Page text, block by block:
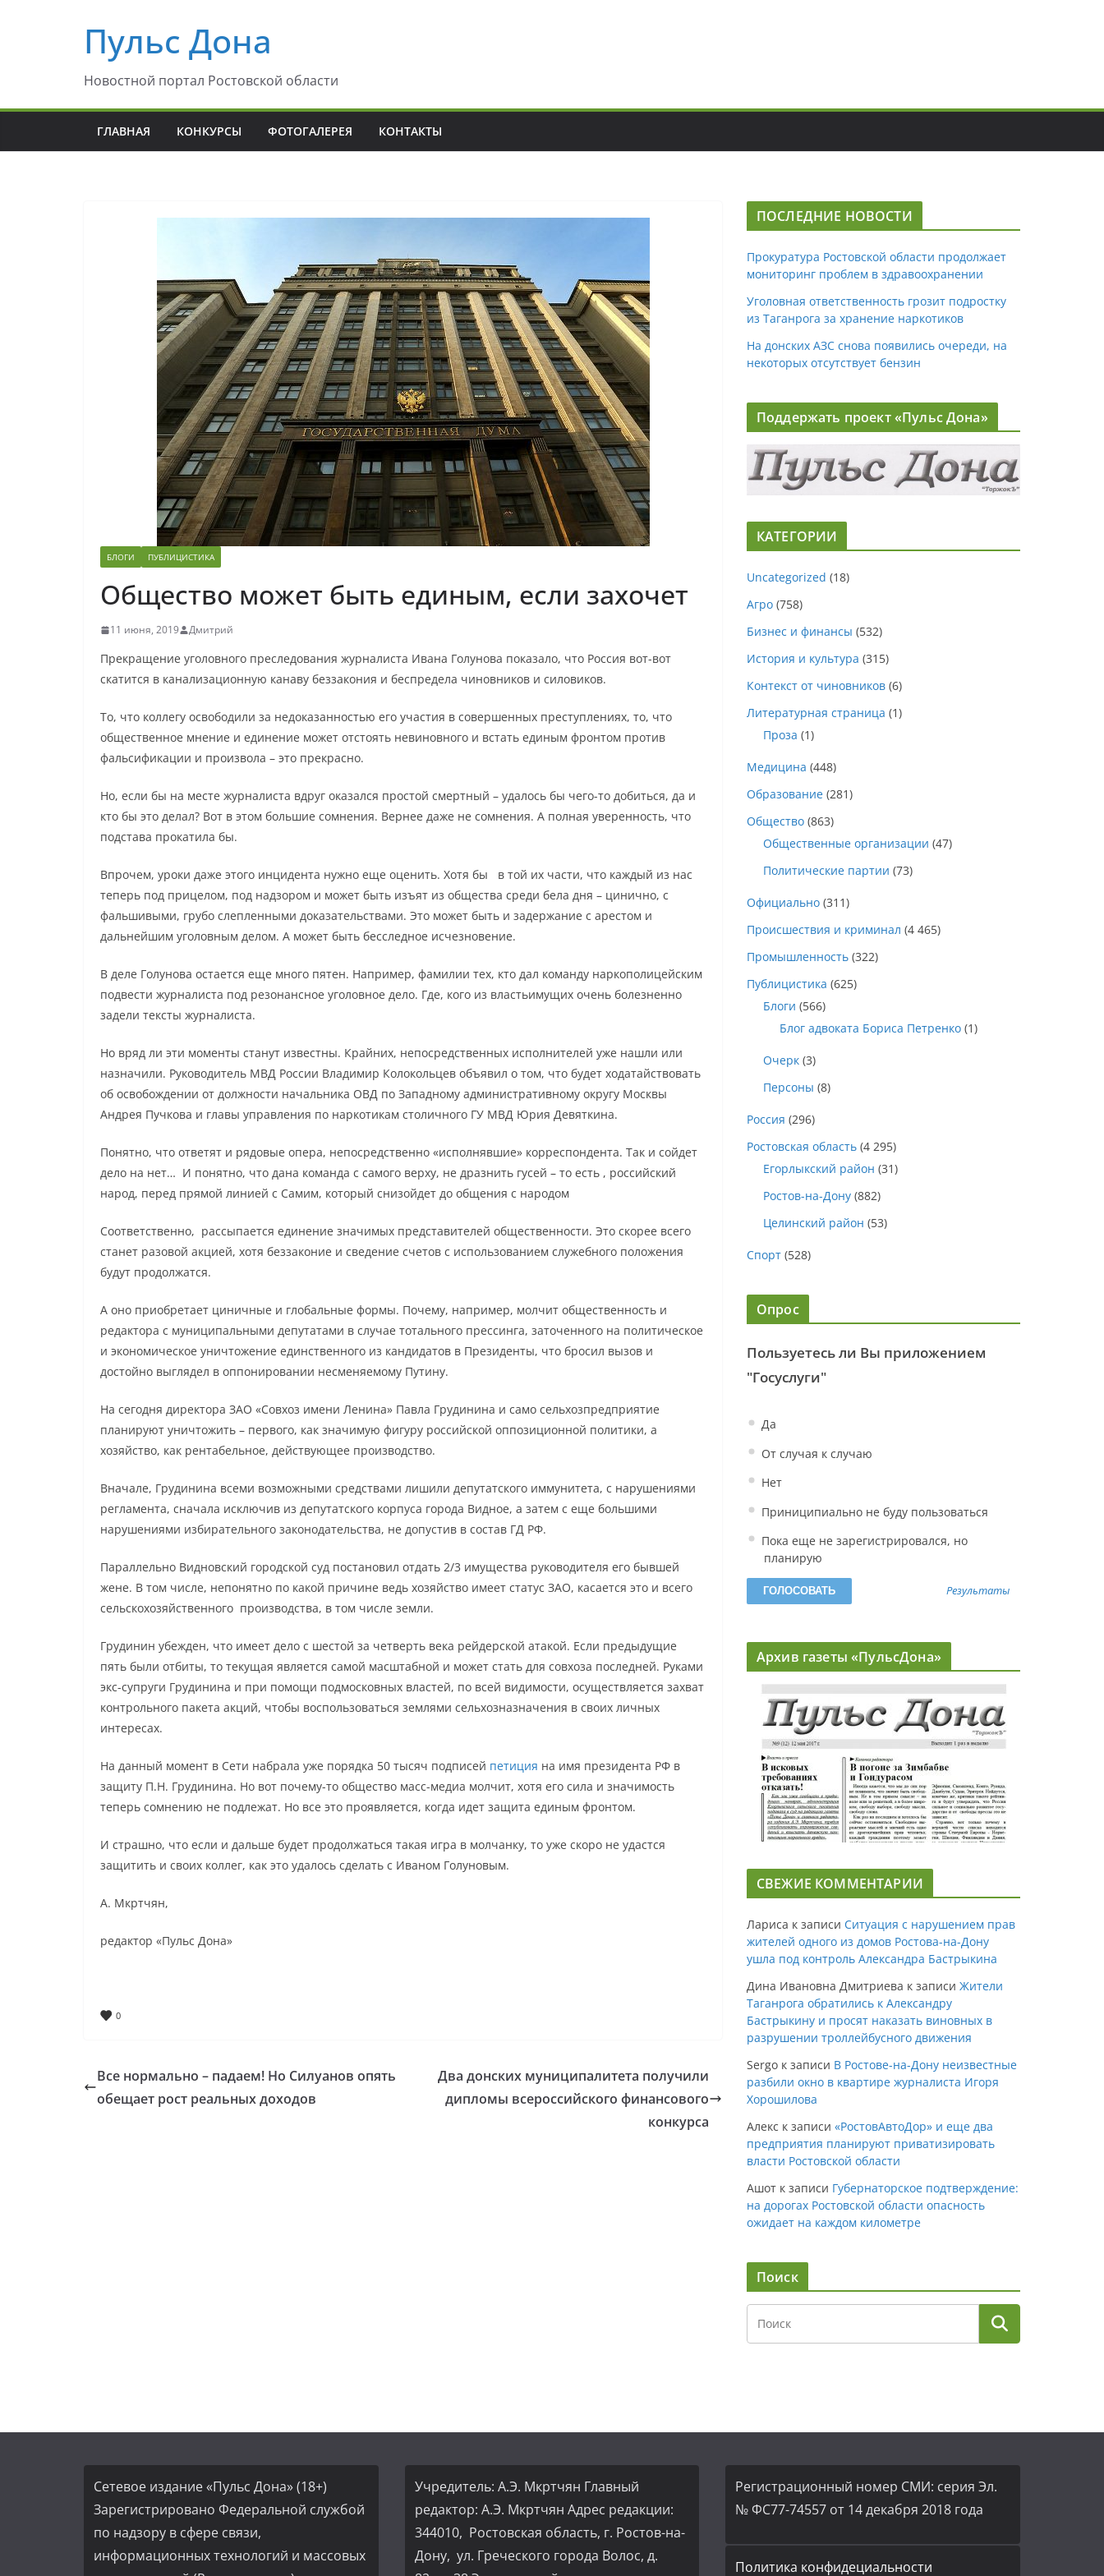
содержимомуПульс Дона
Новостной портал Ростовской области
ГЛАВНАЯ КОНКУРСЫ ФОТОГАЛЕРЕЯ КОНТАКТЫ
БЛОГИ ПУБЛИЦИСТИКА
Общество может быть единым, если захочет
11 июня, 2019 Дмитрий
Прекращение уголовного преследования журналиста Ивана Голунова показало, что Россия вот-вот
скатится в канализационную канаву беззакония и беспредела чиновников и силовиков.
То, что коллегу освободили за недоказанностью его участия в совершенных преступлениях, то, что
общественное мнение и единение может отстоять невиновного и встать единым фронтом против
фальсификации и произвола – это прекрасно.
Но, если бы на месте журналиста вдруг оказался простой смертный – удалось бы чего-то добиться, да и
кто бы это делал? Вот в этом большие сомнения. Вернее даже не сомнения. А полная уверенность, что
подстава прокатила бы.
Впрочем, уроки даже этого инцидента нужно еще оценить. Хотя бы в той их части, что каждый из нас
теперь под прицелом, под надзором и может быть изъят из общества среди бела дня – цинично, с
фальшивыми, грубо слепленными доказательствами. Это может быть и задержание с арестом и
дальнейшим уголовным делом. А может быть бесследное исчезновение.
В деле Голунова остается еще много пятен. Например, фамилии тех, кто дал команду наркополицейским
подвести журналиста под резонансное уголовное дело. Где, кого из властьимущих очень болезненно
задели тексты журналиста.
Но вряд ли эти моменты станут известны. Крайних, непосредственных исполнителей уже нашли или
назначили. Руководитель МВД России Владимир Колокольцев объявил о том, что будет ходатайствовать
об освобождении от должности начальника ОВД по Западному административному округу Москвы
Андрея Пучкова и главы управления по наркотикам столичного ГУ МВД Юрия Девяткина.
Понятно, что ответят и рядовые опера, непосредственно «исполнявшие» корреспондента. Так и сойдет
дело на нет… И понятно, что дана команда с самого верху, не дразнить гусей – то есть , российский
народ, перед прямой линией с Самим, который снизойдет до общения с народом
Соответственно, рассыпается единение значимых представителей общественности. Это скорее всего
станет разовой акцией, хотя беззаконие и сведение счетов с использованием служебного положения
будут продолжатся.
А оно приобретает циничные и глобальные формы. Почему, например, молчит общественность и
редактора с муниципальными депутатами в случае тотального прессинга, заточенного на политическое
и экономическое уничтожение единственного из кандидатов в Президенты, что бросил вызов и
достойно выглядел в оппонировании несменяемому Путину.
На сегодня директора ЗАО «Совхоз имени Ленина» Павла Грудинина и само сельхозпредприятие
планируют уничтожить – первого, как значимую фигуру российской оппозиционной политики, а
хозяйство, как рентабельное, действующее производство.
Вначале, Грудинина всеми возможными средствами лишили депутатского иммунитета, с нарушениями
регламента, сначала исключив из депутатского корпуса города Видное, а затем с еще большими
нарушениями избирательного законодательства, не допустив в состав ГД РФ.
Параллельно Видновский городской суд постановил отдать 2/3 имущества руководителя его бывшей
жене. В том числе, непонятно по какой причине ведь хозяйство имеет статус ЗАО, касается это и всего
сельскохозяйственного производства, в том числе земли.
Грудинин убежден, что имеет дело с шестой за четверть века рейдерской атакой. Если предыдущие
пять были отбиты, то текущая является самой масштабной и может стать для совхоза последней. Руками
экс-супруги Грудинина и при помощи подмосковных властей, по всей видимости, осуществляется захват
контрольного пакета акций, чтобы воспользоваться землями сельхозназначения в своих личных
интересах.
На данный момент в Сети набрала уже порядка 50 тысяч подписей петиция на имя президента РФ в
защиту П.Н. Грудинина. Но вот почему-то общество масс-медиа молчит, хотя его сила и значимость
теперь сомнению не подлежат. Но все это проявляется, когда идет защита единым фронтом.
И страшно, что если и дальше будет продолжаться такая игра в молчанку, то уже скоро не удастся
защитить и своих коллег, как это удалось сделать с Иваном Голуновым.
А. Мкртчян,
редактор «Пульс Дона»
0
Все нормально – падаем! Но Силуанов опять
обещает рост реальных доходов
Два донских муниципалитета получили
дипломы всероссийского финансового
конкурса
ПОСЛЕДНИЕ НОВОСТИ
Прокуратура Ростовской области продолжает
мониторинг проблем в здравоохранении
Уголовная ответственность грозит подростку
из Таганрога за хранение наркотиков
На донских АЗС снова появились очереди, на
некоторых отсутствует бензин
Поддержать проект «Пульс Дона»
КАТЕГОРИИ
Uncategorized (18)
Агро (758)
Бизнес и финансы (532)
История и культура (315)
Контекст от чиновников (6)
Литературная страница (1)
Проза (1)
Медицина (448)
Образование (281)
Общество (863)
Общественные организации (47)
Политические партии (73)
Официально (311)
Происшествия и криминал (4 465)
Промышленность (322)
Публицистика (625)
Блоги (566)
Блог адвоката Бориса Петренко (1)
Очерк (3)
Персоны (8)
Россия (296)
Ростовская область (4 295)
Егорлыкский район (31)
Ростов-на-Дону (882)
Целинский район (53)
Спорт (528)
Опрос
Пользуетесь ли Вы приложением
"Госуслуги"
Да
От случая к случаю
Нет
Приниципиально не буду пользоваться
Пока еще не зарегистрировался, но
планирую
Результаты
Архив газеты «ПульсДона»
СВЕЖИЕ КОММЕНТАРИИ
Лариса к записи Ситуация с нарушением прав
жителей одного из домов Ростова-на-Дону
ушла под контроль Александра Бастрыкина
Дина Ивановна Дмитриева к записи Жители
Таганрога обратились к Александру
Бастрыкину и просят наказать виновных в
разрушении троллейбусного движения
Sergo к записи В Ростове-на-Дону неизвестные
разбили окно в квартире журналиста Игоря
Хорошилова
Алекс к записи «РостовАвтоДор» и еще два
предприятия планируют приватизировать
власти Ростовской области
Ашот к записи Губернаторское подтверждение:
на дорогах Ростовской области опасность
ожидает на каждом километре
Поиск
Сетевое издание «Пульс Дона» (18+)
Зарегистрировано Федеральной службой
по надзору в сфере связи,
информационных технологий и массовых
Учредитель: А.Э. Мкртчян Главный
редактор: А.Э. Мкртчян Адрес редакции:
344010, Ростовская область, г. Ростов-на-
Дону, ул. Греческого города Волос, д.
Регистрационный номер СМИ: серия Эл.
№ ФС77-74557 от 14 декабря 2018 года
Политика конфидециальности